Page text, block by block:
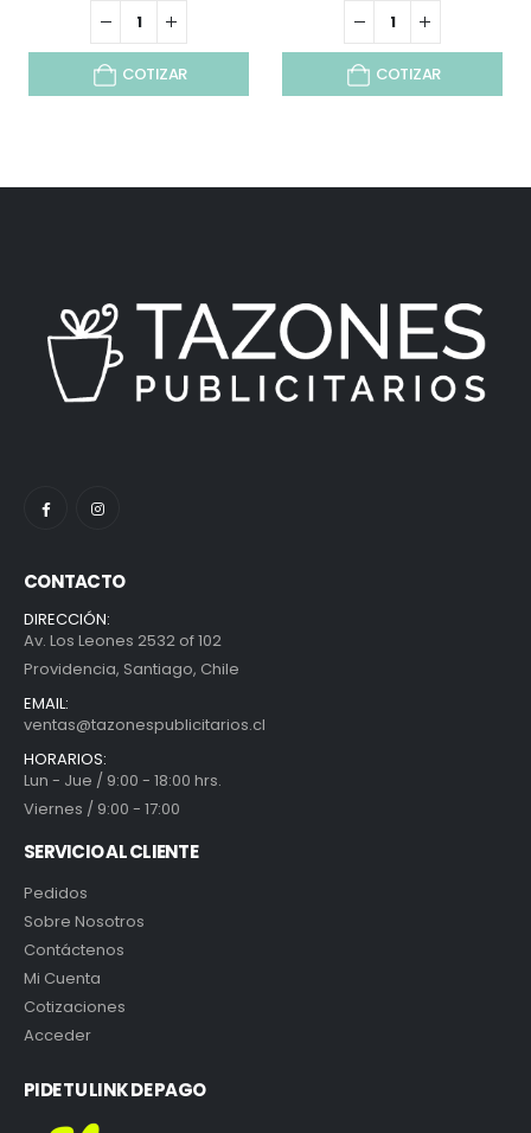
COTIZAR COTIZAR
CONTACTO
DIRECCIÓN:
Av. Los Leones 2532 of 102
Providencia, Santiago, Chile
EMAIL:
ventas@tazonespublicitarios.cl
HORARIOS:
Lun - Jue / 9:00 - 18:00 hrs.
Viernes / 9:00 - 17:00
SERVICIO AL CLIENTE
Pedidos
Sobre Nosotros
Contáctenos
Mi Cuenta
Cotizaciones
Acceder
PIDE TU LINK DE PAGO